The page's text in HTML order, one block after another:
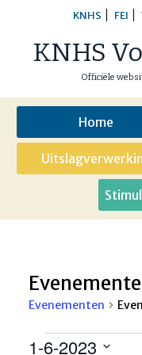
content
KNHS FEI
KNHS
Officiële
Home
Evenementen
Evenementen
1-6-2023